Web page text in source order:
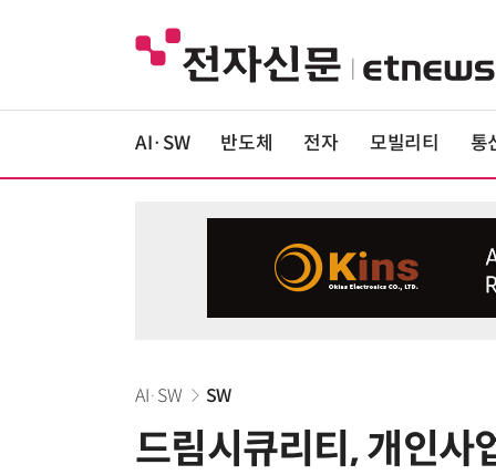
AI·SW 반도체 전자 모빌리티 통
AI·SW SW
드림시큐리티, 개인사